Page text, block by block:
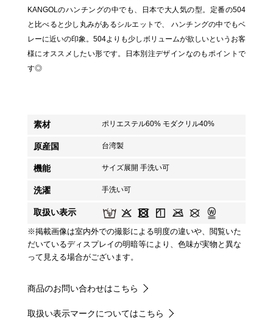
KANGOLのハンチングの中でも、日本で大人気の型。定番の504
と比べると少し丸みがあるシルエットで、 ハンチングの中でもベ
レーに近いの印象。504よりも少しボリュームが欲しいというお客
様にオススメしたい形です。日本別注デザインなのもポイントで
す◎
素材 ポリエステル60% モダクリル40%
原産国 台湾製
機能 サイズ展開 手洗い可
洗濯 手洗い可
取扱い表示
※掲載画像は室内外での撮影による明度の違いや、閲覧いた
だいているディスプレイの明暗等により、色味が実物と異な
って見える場合がございます。
商品のお問い合わせはこちら
取扱い表示マークについてはこちら